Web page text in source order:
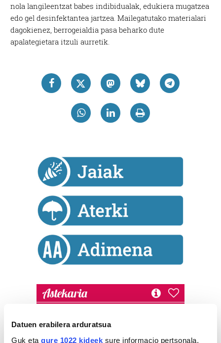
Datuen erabilera arduratsua
Guk eta gure 1022 kideek sure informacio pertsonala,
nola langileentzat babes indibidualak, edukiera mugatzea
edo gel desinfektantea jartzea. Mailegatutako materialari
dagokienez, berrogeialdia pasa beharko dute
apalategietara itzuli aurretik.
Astekaria
Artikutzako